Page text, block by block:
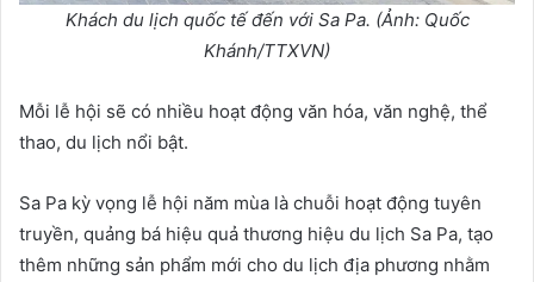
Khách du lịch quốc tế đến với Sa Pa. (Ảnh: Quốc
Khánh/TTXVN)
Mỗi lễ hội sẽ có nhiều hoạt động văn hóa, văn nghệ, thể
thao, du lịch nổi bật.
Sa Pa kỳ vọng lễ hội năm mùa là chuỗi hoạt động tuyên
truyền, quảng bá hiệu quả thương hiệu du lịch Sa Pa, tạo
thêm những sản phẩm mới cho du lịch địa phương nhằm